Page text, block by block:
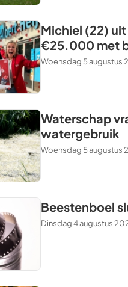
Michiel (22)
€25.000 met
Woensdag 5 augustus
Waterschap
watergebruik
Woensdag 5 augustus
Beestenboel
Dinsdag 4 augustus